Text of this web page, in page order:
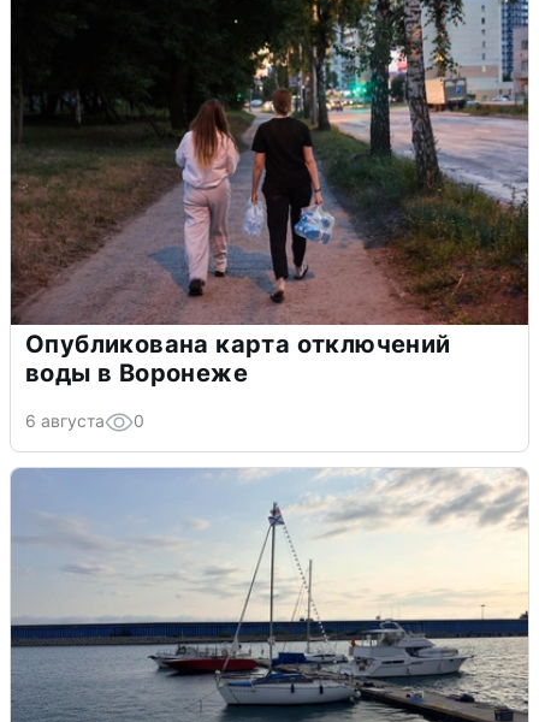
Опубликована карта отключений
воды в Воронеже
6 августа 0